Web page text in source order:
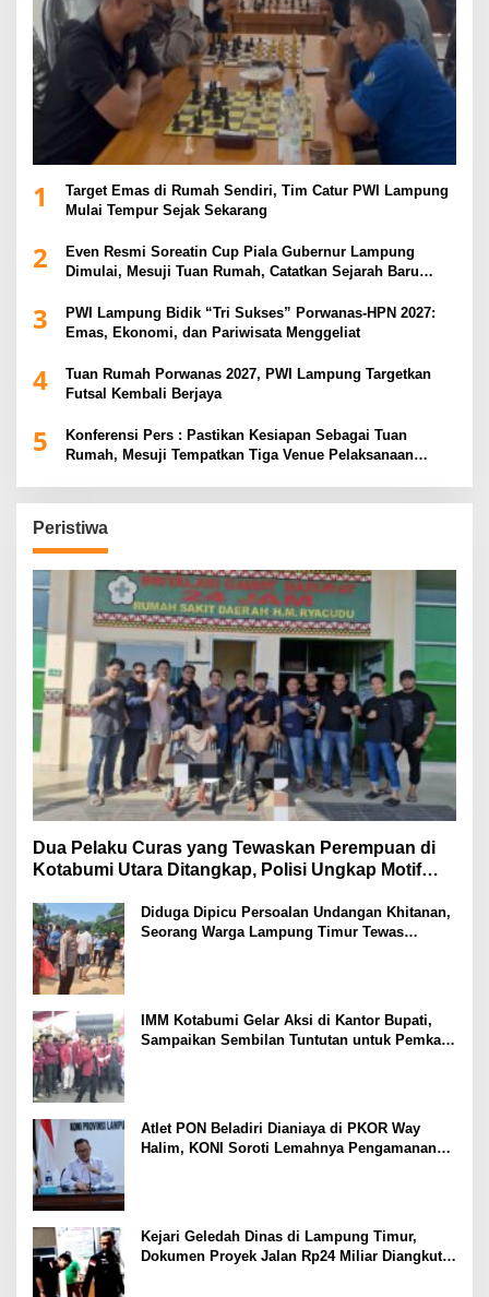
1
Target Emas di Rumah Sendiri, Tim Catur PWI Lampung
Mulai Tempur Sejak Sekarang
2
Even Resmi Soreatin Cup Piala Gubernur Lampung
Dimulai, Mesuji Tuan Rumah, Catatkan Sejarah Baru
3
PWI Lampung Bidik “Tri Sukses” Porwanas-HPN 2027:
Emas, Ekonomi, dan Pariwisata Menggeliat
4
Tuan Rumah Porwanas 2027, PWI Lampung Targetkan
Futsal Kembali Berjaya
5
Konferensi Pers : Pastikan Kesiapan Sebagai Tuan
Rumah, Mesuji Tempatkan Tiga Venue Pelaksanaan
Peristiwa
Dua Pelaku Curas yang Tewaskan Perempuan di
Kotabumi Utara Ditangkap, Polisi Ungkap Motif
Diduga Dipicu Persoalan Undangan Khitanan,
Seorang Warga Lampung Timur Tewas
IMM Kotabumi Gelar Aksi di Kantor Bupati,
Sampaikan Sembilan Tuntutan untuk Pemkab
Atlet PON Beladiri Dianiaya di PKOR Way
Halim, KONI Soroti Lemahnya Pengamanan
Kejari Geledah Dinas di Lampung Timur,
Dokumen Proyek Jalan Rp24 Miliar Diangkut